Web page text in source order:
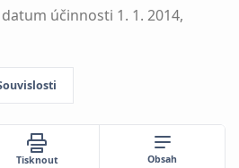
účinnosti 1. 1. 2014,
Tisknout Obsah